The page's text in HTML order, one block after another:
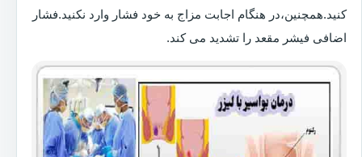
کنید.همچنین،در هنگام اجابت مزاج به خود فشار وارد نکنید.فشار
اضافی فیشر مقعد را تشدید می کند.